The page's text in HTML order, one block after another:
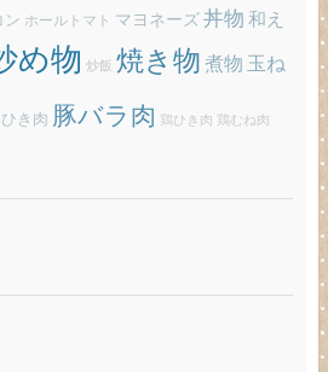
ン ホールトマト マヨネーズ丼物 和え
め物 炒飯 焼き物煮物 玉ね
き肉 豚バラ肉 鶏ひき肉 鶏むね肉